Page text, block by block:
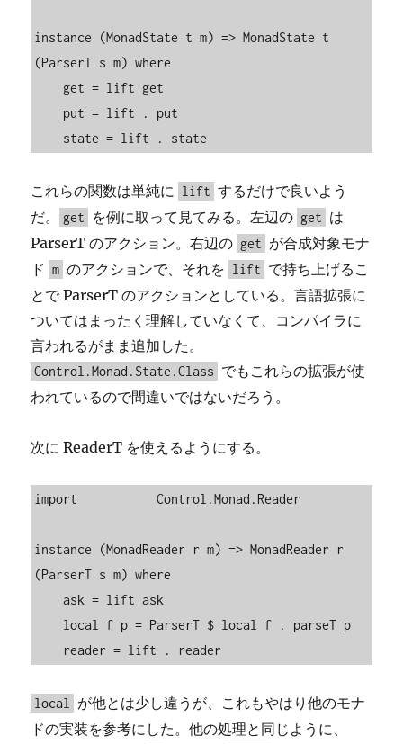
instance (MonadState t m) => MonadState t
(ParserT s m) where
    state = lift . state
これらの関数は単純に lift するだけで良いよう
だ。
get を例に取って見てみる。左辺の get は
ParserT のアクション。右辺の get が合成対象モナ
ド
m のアクションで、それを lift で持ち上げるこ
とで ParserT のアクションとしている。言語拡張に
ついてはまったく理解していなくて、コンパイラに
言われるがまま追加した。
Control.Monad.State.Class でもこれらの拡張が使
われているので間違いではないだろう。
次に ReaderT を使えるようにする。
import           Control.Monad.Reader
instance (MonadReader r m) => MonadReader r
(ParserT s m) where
    ask = lift ask
    reader = lift . reader
local
が他とは少し違うが、これもやはり他のモナ
ドの実装を参考にした。他の処理と同じように、